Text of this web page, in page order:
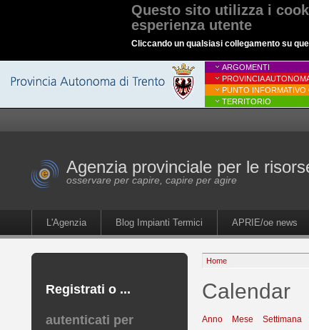
Questo sito utilizza i
esperienza utente
Cliccando un qualsiasi collegamento su
ARGOMENTI
PROVINCIA
PUNTO INFORMATIVO
TERRITORIO
Agenzia provinciale per le
osservare per capire, capire per agire
L'Agenzia Blog Impianti Termici APRIE/oe news
Registrati o ...
autenticati per
Home
Calendar
Anno Mese Settimana